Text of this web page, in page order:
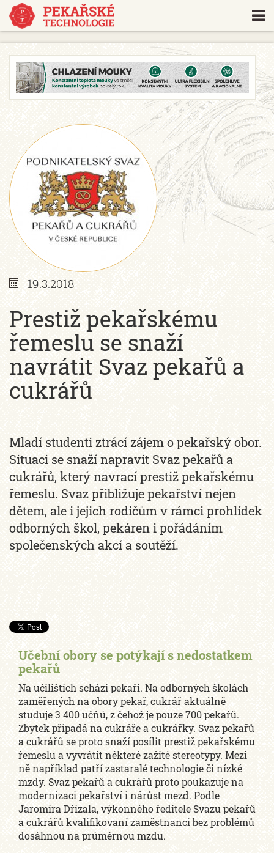
https://www.traditionrolex.com/18
19.3.2018
Prestiž pekařskému
řemeslu se snaží
navrátit Svaz pekařů a
cukrářů
Mladí studenti ztrácí zájem o pekařský obor.
Situaci se snaží napravit Svaz pekařů a
cukrářů, který navrací prestiž pekařskému
řemeslu. Svaz přibližuje pekařství nejen
dětem, ale i jejich rodičům v rámci prohlídek
odborných škol, pekáren i pořádáním
společenských akcí a soutěží.
Učební obory se potýkají s nedostatkem
pekařů
Na učilištích schází pekaři. Na odborných školách
zaměřených na obory pekař, cukrář aktuálně
studuje 3 400 učňů, z čehož je pouze 700 pekařů.
Zbytek připadá na cukráře a cukrářky. Svaz pekařů
a cukrářů se proto snaží posílit prestiž pekařskému
řemeslu a vyvrátit některé zažité stereotypy. Mezi
ně například patří zastaralé technologie či nízké
mzdy. Svaz pekařů a cukrářů proto poukazuje na
modernizaci pekařství i nárůst mezd. Podle
Jaromíra Dřízala, výkonného ředitele Svazu pekařů
a cukrářů kvalifikovaní zaměstnanci bez problémů
dosáhnou na průměrnou mzdu.